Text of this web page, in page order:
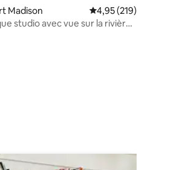
5, 160 commentaires
Madison Note moyenne de
4,95 (219)
studio avec vue sur la rivière,